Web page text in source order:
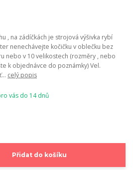
, na zádíčkách je strojová výšivka rybí
nenechávejte kočičku v oblečku bez
nebo v 10 velikostech (rozměry , nebo
k objednávce do poznámky) Vel.
celý popis
vás do 14 dnů
Přidat do košíku